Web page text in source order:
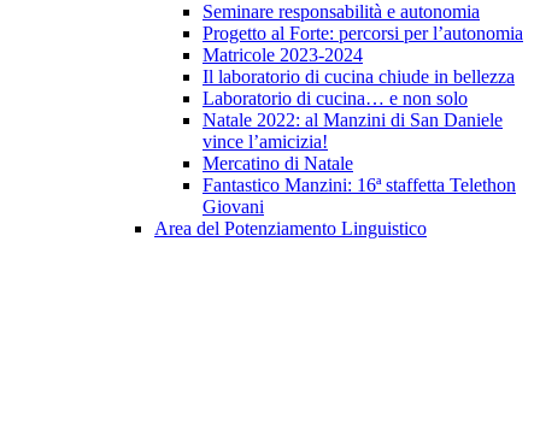
Seminare responsabilità e autonomia
Progetto al Forte: percorsi per l’autonomia
Matricole 2023-2024
Il laboratorio di cucina chiude in bellezza
Laboratorio di cucina… e non solo
Natale 2022: al Manzini di San Daniele
vince l’amicizia!
Mercatino di Natale
Fantastico Manzini: 16ª staffetta Telethon
Giovani
Area del Potenziamento Linguistico